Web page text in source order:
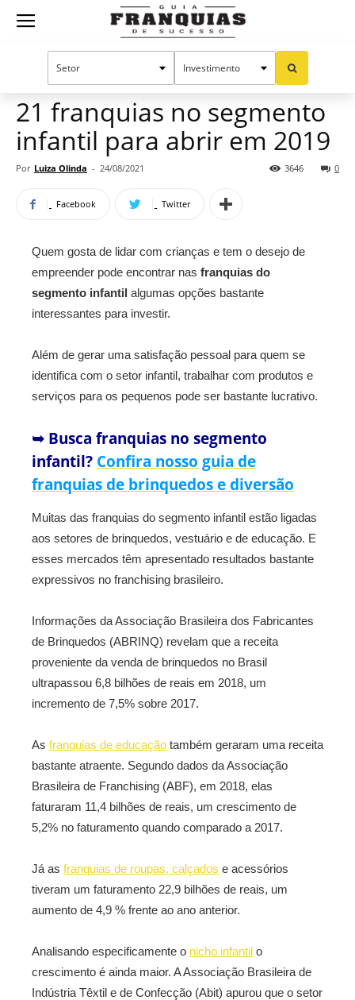
Guia
Oportunidades e tendências
21 franquias no segmento
infantil para abrir em 2019
Por Luiza Olinda - 24/08/2021 0
3646
Facebook Twitter
Quem gosta de lidar com crianças e tem o desejo de
empreender pode encontrar nas franquias do
segmento infantil algumas opções bastante
interessantes para investir.
Além de gerar uma satisfação pessoal para quem se
identifica com o setor infantil, trabalhar com produtos e
serviços para os pequenos pode ser bastante lucrativo.
➥ Busca franquias no segmento
infantil? Confira nosso guia de
franquias de brinquedos e diversão
Muitas das franquias do segmento infantil estão ligadas
aos setores de brinquedos, vestuário e de educação. E
esses mercados têm apresentado resultados bastante
expressivos no franchising brasileiro.
Informações da Associação Brasileira dos Fabricantes
de Brinquedos (ABRINQ) revelam que a receita
proveniente da venda de brinquedos no Brasil
ultrapassou 6,8 bilhões de reais em 2018, um
incremento de 7,5% sobre 2017.
As franquias de educação também geraram uma receita
bastante atraente. Segundo dados da Associação
Brasileira de Franchising (ABF), em 2018, elas
faturaram 11,4 bilhões de reais, um crescimento de
5,2% no faturamento quando comparado a 2017.
Já as franquias de roupas, calçados e acessórios
tiveram um faturamento 22,9 bilhões de reais, um
aumento de 4,9 % frente ao ano anterior.
Analisando especificamente o nicho infantil o
crescimento é ainda maior. A Associação Brasileira de
Indústria Têxtil e de Confecção (Abit) apurou que o setor